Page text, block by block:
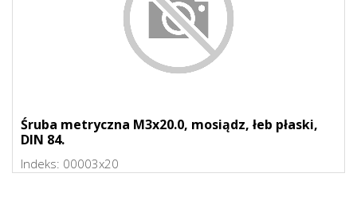
Śruba metryczna M3x20.0, mosiądz, łeb płaski,
DIN 84.
Indeks: 00003x20